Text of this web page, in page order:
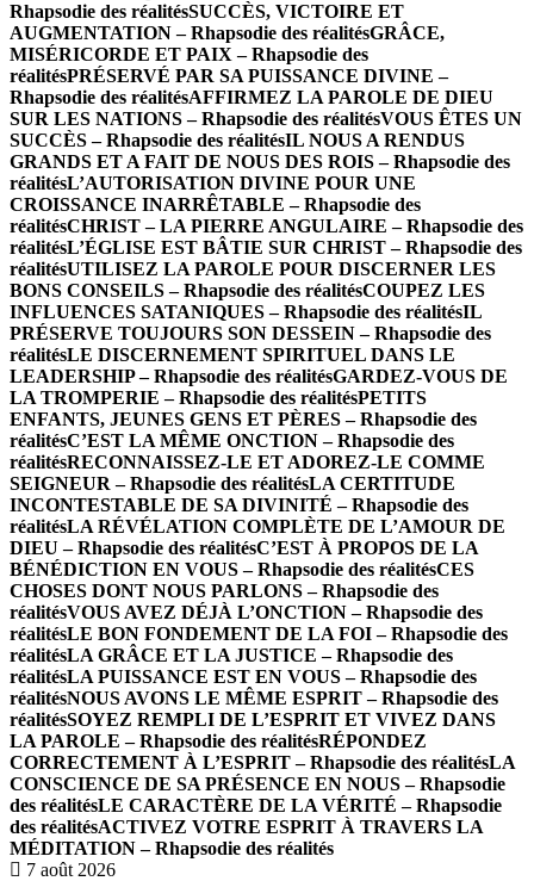
Rhapsodie des réalitésSUCCÈS, VICTOIRE ET
AUGMENTATION – Rhapsodie des réalitésGRÂCE,
MISÉRICORDE ET PAIX – Rhapsodie des
réalitésPRÉSERVÉ PAR SA PUISSANCE DIVINE –
Rhapsodie des réalitésAFFIRMEZ LA PAROLE DE DIEU
SUR LES NATIONS – Rhapsodie des réalitésVOUS ÊTES UN
SUCCÈS – Rhapsodie des réalitésIL NOUS A RENDUS
GRANDS ET A FAIT DE NOUS DES ROIS – Rhapsodie des
réalitésL’AUTORISATION DIVINE POUR UNE
CROISSANCE INARRÊTABLE – Rhapsodie des
réalitésCHRIST – LA PIERRE ANGULAIRE – Rhapsodie des
réalitésL’ÉGLISE EST BÂTIE SUR CHRIST – Rhapsodie des
réalitésUTILISEZ LA PAROLE POUR DISCERNER LES
BONS CONSEILS – Rhapsodie des réalitésCOUPEZ LES
INFLUENCES SATANIQUES – Rhapsodie des réalitésIL
PRÉSERVE TOUJOURS SON DESSEIN – Rhapsodie des
réalitésLE DISCERNEMENT SPIRITUEL DANS LE
LEADERSHIP – Rhapsodie des réalitésGARDEZ-VOUS DE
LA TROMPERIE – Rhapsodie des réalitésPETITS
ENFANTS, JEUNES GENS ET PÈRES – Rhapsodie des
réalitésC’EST LA MÊME ONCTION – Rhapsodie des
réalitésRECONNAISSEZ-LE ET ADOREZ-LE COMME
SEIGNEUR – Rhapsodie des réalitésLA CERTITUDE
INCONTESTABLE DE SA DIVINITÉ – Rhapsodie des
réalitésLA RÉVÉLATION COMPLÈTE DE L’AMOUR DE
DIEU – Rhapsodie des réalitésC’EST À PROPOS DE LA
BÉNÉDICTION EN VOUS – Rhapsodie des réalitésCES
CHOSES DONT NOUS PARLONS – Rhapsodie des
réalitésVOUS AVEZ DÉJÀ L’ONCTION – Rhapsodie des
réalitésLE BON FONDEMENT DE LA FOI – Rhapsodie des
réalitésLA GRÂCE ET LA JUSTICE – Rhapsodie des
réalitésLA PUISSANCE EST EN VOUS – Rhapsodie des
réalitésNOUS AVONS LE MÊME ESPRIT – Rhapsodie des
réalitésSOYEZ REMPLI DE L’ESPRIT ET VIVEZ DANS
LA PAROLE – Rhapsodie des réalitésRÉPONDEZ
CORRECTEMENT À L’ESPRIT – Rhapsodie des réalitésLA
CONSCIENCE DE SA PRÉSENCE EN NOUS – Rhapsodie
des réalitésLE CARACTÈRE DE LA VÉRITÉ – Rhapsodie
des réalitésACTIVEZ VOTRE ESPRIT À TRAVERS LA
MÉDITATION – Rhapsodie des réalités
7 août 2026